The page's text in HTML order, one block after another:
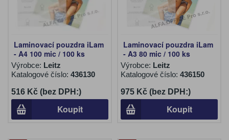
Laminovací pouzdra iLam
- A4 100 mic / 100 ks
Výrobce: Leitz
Katalogové číslo: 436130
516 Kč (bez DPH:)
Koupit
Laminovací pouzdra iLam
- A3 80 mic / 100 ks
Výrobce: Leitz
Katalogové číslo: 436150
975 Kč (bez DPH:)
Koupit